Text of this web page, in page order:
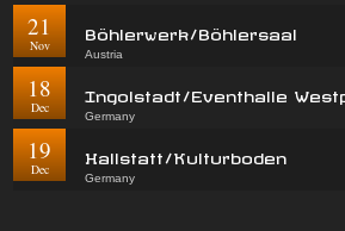
21
Nov
Böhlerwerk/Böhlersaal
Austria
18
Dec
Ingolstadt/Eventhalle
Germany
19
Dec
Hallstatt/Kulturboden
Germany